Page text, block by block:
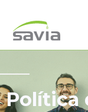
Política